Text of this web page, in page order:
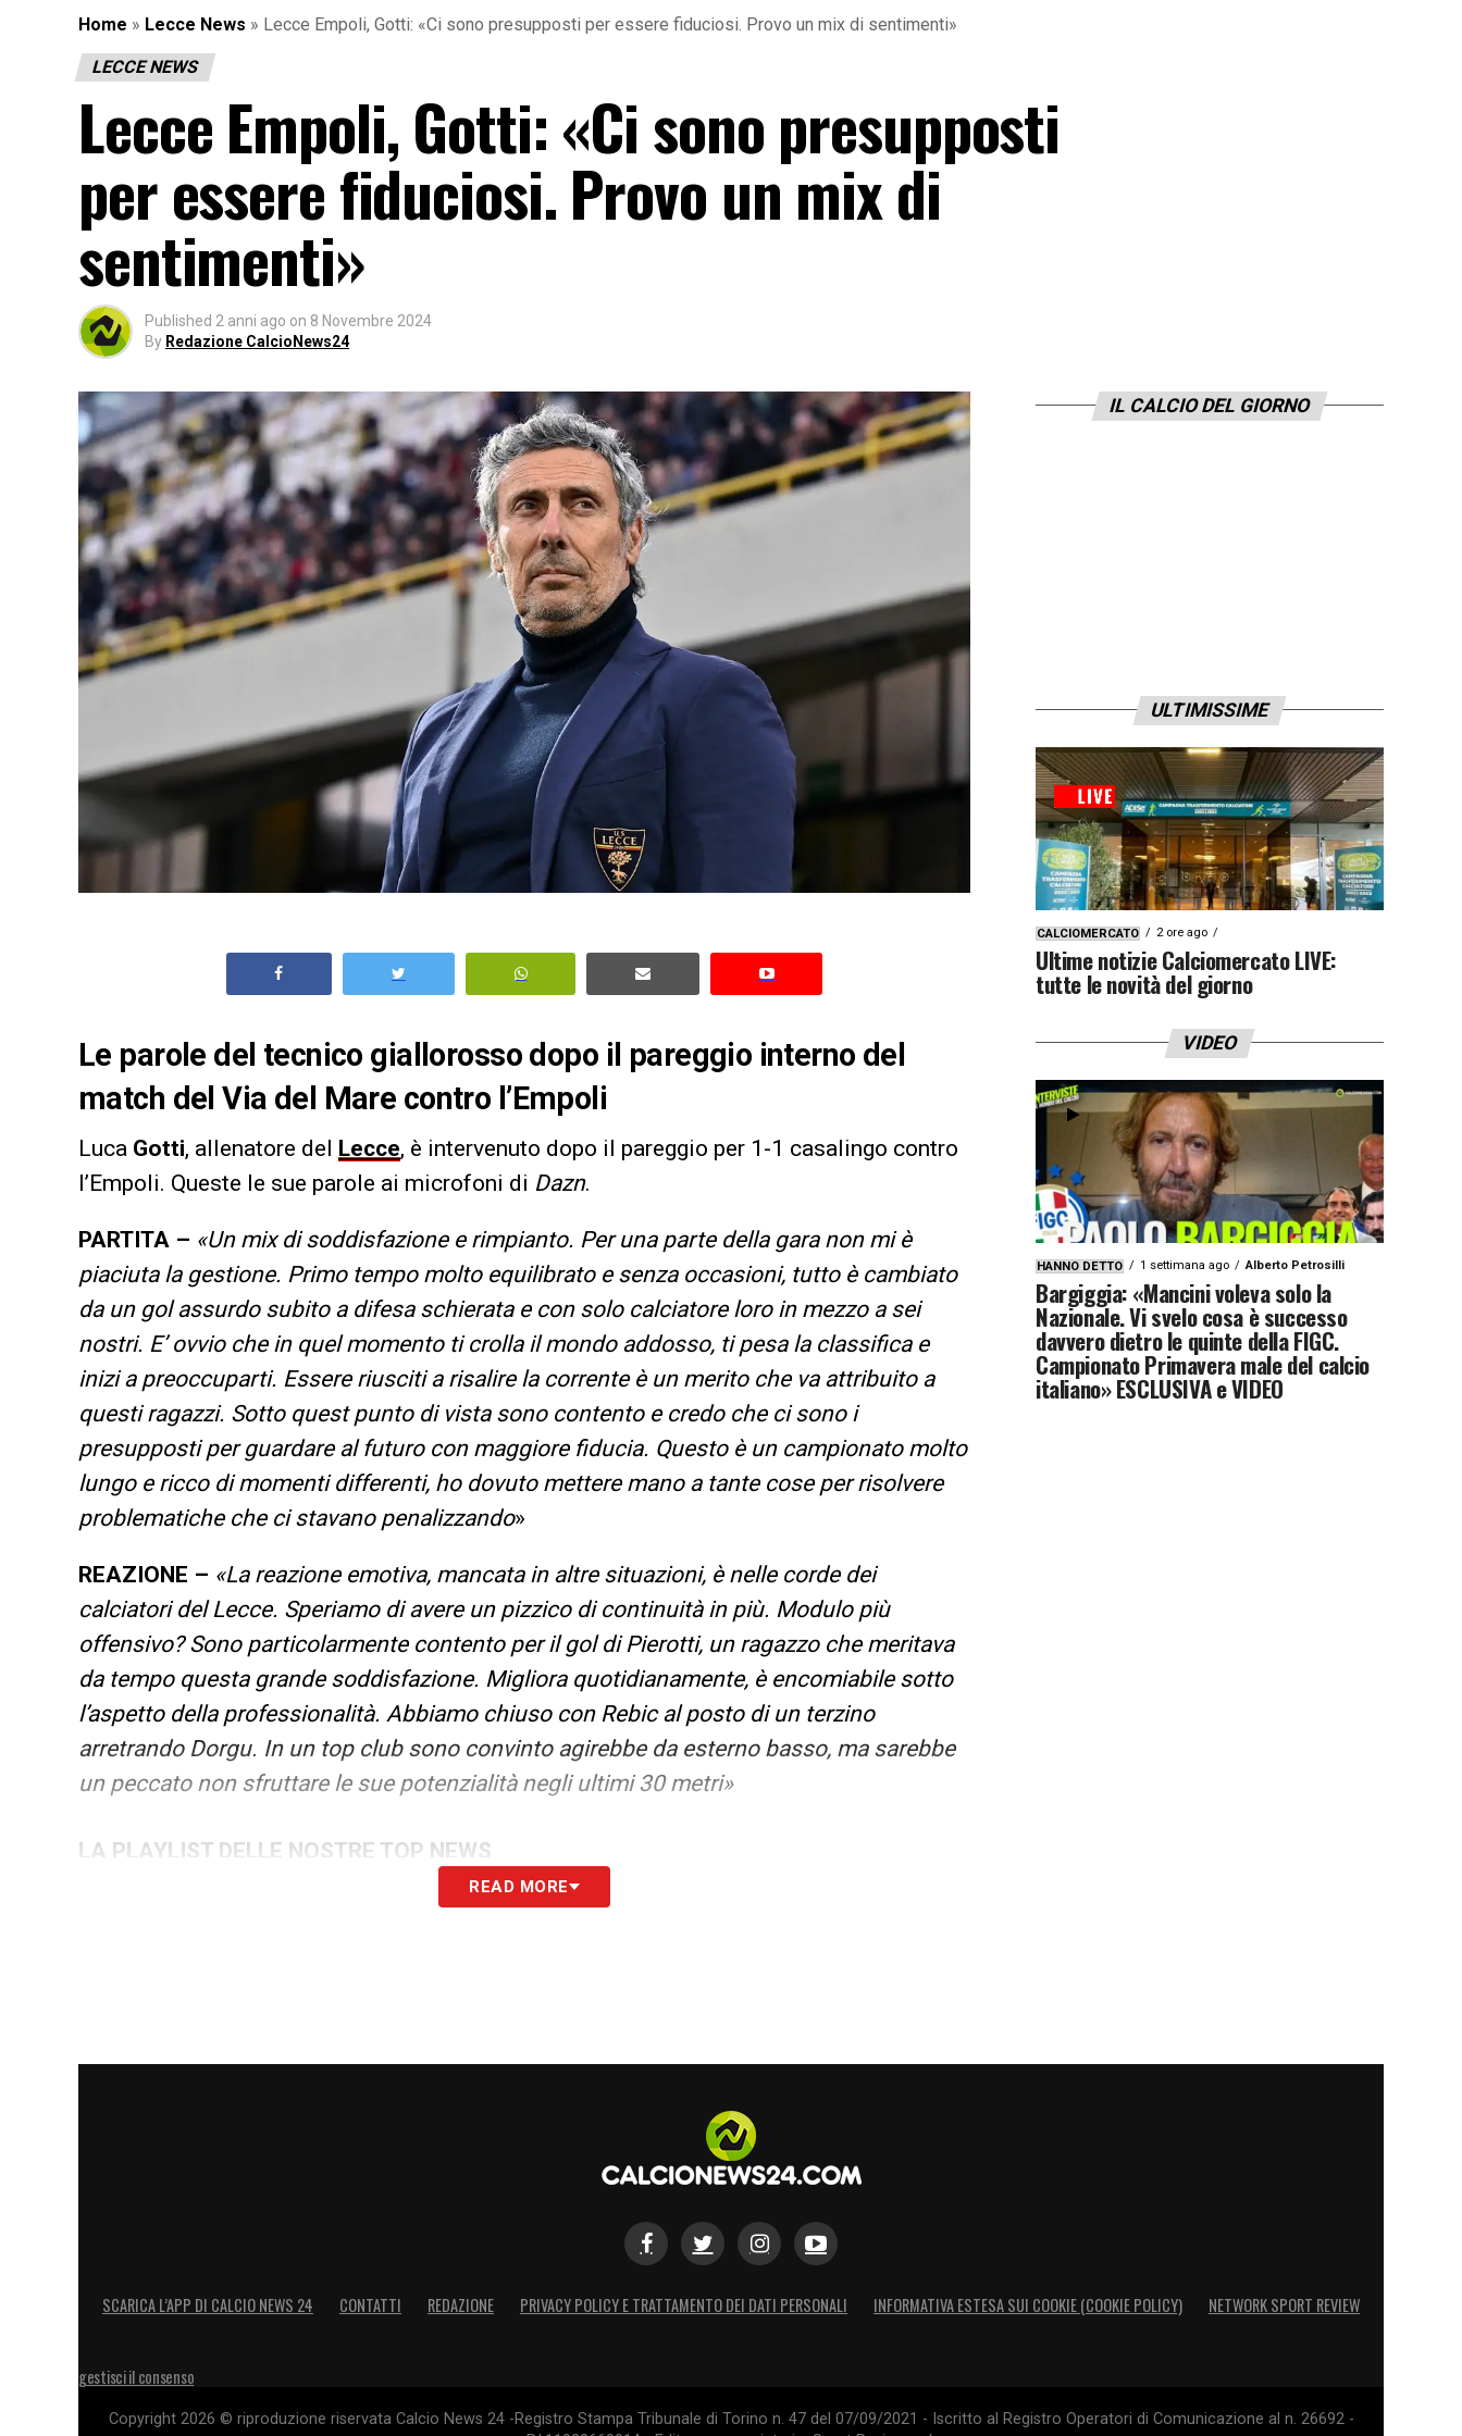
Home » Lecce News » Lecce Empoli, Gotti: «Ci sono presupposti per essere fiduciosi. Provo un mix di sentimenti»
LECCE NEWS
Lecce Empoli, Gotti: «Ci sono presupposti
per essere fiduciosi. Provo un mix di
sentimenti»
Published 2 anni ago on 8 Novembre 2024
By Redazione CalcioNews24
Le parole del tecnico giallorosso dopo il pareggio interno del
match del Via del Mare contro l’Empoli
Luca Gotti, allenatore del Lecce, è intervenuto dopo il pareggio per 1-1 casalingo contro
l’Empoli. Queste le sue parole ai microfoni di Dazn.
PARTITA – «Un mix di soddisfazione e rimpianto. Per una parte della gara non mi è
piaciuta la gestione. Primo tempo molto equilibrato e senza occasioni, tutto è cambiato
da un gol assurdo subito a difesa schierata e con solo calciatore loro in mezzo a sei
nostri. E’ ovvio che in quel momento ti crolla il mondo addosso, ti pesa la classifica e
inizi a preoccuparti. Essere riusciti a risalire la corrente è un merito che va attribuito a
questi ragazzi. Sotto quest punto di vista sono contento e credo che ci sono i
presupposti per guardare al futuro con maggiore fiducia. Questo è un campionato molto
lungo e ricco di momenti differenti, ho dovuto mettere mano a tante cose per risolvere
problematiche che ci stavano penalizzando»
REAZIONE – «La reazione emotiva, mancata in altre situazioni, è nelle corde dei
calciatori del Lecce. Speriamo di avere un pizzico di continuità in più. Modulo più
offensivo? Sono particolarmente contento per il gol di Pierotti, un ragazzo che meritava
da tempo questa grande soddisfazione. Migliora quotidianamente, è encomiabile sotto
l’aspetto della professionalità. Abbiamo chiuso con Rebic al posto di un terzino
arretrando Dorgu. In un top club sono convinto agirebbe da esterno basso, ma sarebbe
un peccato non sfruttare le sue potenzialità negli ultimi 30 metri»
LA PLAYLIST DELLE NOSTRE TOP NEWS
READ MORE
IL CALCIO DEL GIORNO
ULTIMISSIME
CALCIOMERCATO 2 ore ago
Ultime notizie Calciomercato LIVE:
tutte le novità del giorno
VIDEO
HANNO DETTO 1 settimana ago Alberto Petrosilli
Bargiggia: «Mancini voleva solo la
Nazionale. Vi svelo cosa è successo
davvero dietro le quinte della FIGC.
Campionato Primavera male del calcio
italiano» ESCLUSIVA e VIDEO
SCARICA L’APP DI CALCIO NEWS 24 CONTATTI REDAZIONE PRIVACY POLICY E TRATTAMENTO DEI DATI PERSONALI INFORMATIVA ESTESA SUI COOKIE (COOKIE POLICY) NETWORK SPORT REVIEW
gestisci il consenso
Copyright 2026 © riproduzione riservata Calcio News 24 -Registro Stampa Tribunale di Torino n. 47 del 07/09/2021 - Iscritto al Registro Operatori di Comunicazione al n. 26692 -